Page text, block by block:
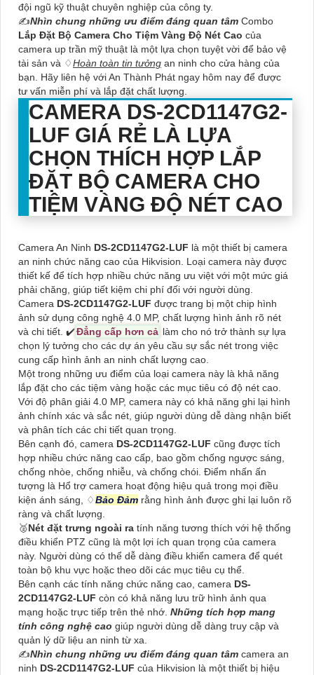
đội ngũ kỹ thuật chuyên nghiệp của công ty.
✍️Nhìn chung những ưu điểm đáng quan tâm Combo
Lắp Đặt Bộ Camera Cho Tiệm Vàng Độ Nét Cao của
camera up trần mỹ thuật là một lựa chọn tuyệt vời để bảo vệ
tài sản và ♢Hoàn toàn tin tưởng an ninh cho cửa hàng của
bạn. Hãy liên hệ với An Thành Phát ngay hôm nay để được
tư vấn miễn phí và lắp đặt chất lượng.
CAMERA DS-2CD1147G2-
LUF GIÁ RẺ LÀ LỰA
CHỌN THÍCH HỢP LẮP
ĐẶT BỘ CAMERA CHO
TIỆM VÀNG ĐỘ NÉT CAO
Camera An Ninh DS-2CD1147G2-LUF là một thiết bị camera
an ninh chức năng cao của Hikvision. Loại camera này được
thiết kế để tích hợp nhiều chức năng ưu việt với một mức giá
phải chăng, giúp tiết kiệm chi phí đối với người dùng.
Camera DS-2CD1147G2-LUF được trang bị một chip hình
ảnh sử dụng công nghệ 4.0 MP, chất lượng hình ảnh rõ nét
và chi tiết. ✔️Đẳng cấp hơn cả làm cho nó trở thành sự lựa
chọn lý tưởng cho các dự án yêu cầu sự sắc nét trong việc
cung cấp hình ảnh an ninh chất lượng cao.
Một trong những ưu điểm của loại camera này là khả năng
lắp đặt cho các tiệm vàng hoặc các mục tiêu có độ nét cao.
Với độ phân giải 4.0 MP, camera này có khả năng ghi lại hình
ảnh chính xác và sắc nét, giúp người dùng dễ dàng nhận biết
và phân tích các chi tiết quan trọng.
Bên cạnh đó, camera DS-2CD1147G2-LUF cũng được tích
hợp nhiều chức năng cao cấp, bao gồm chống ngược sáng,
chống nhòe, chống nhiễu, và chống chói. Điểm nhấn ấn
tượng là Hổ trợ camera hoạt động hiệu quả trong mọi điều
kiện ánh sáng, ♢Bảo Đảm rằng hình ảnh được ghi lại luôn rõ
ràng và chất lượng.
️🥈Nét đặt trưng ngoài ra tính năng tương thích với hệ thống
điều khiển PTZ cũng là một lợi ích quan trọng của camera
này. Người dùng có thể dễ dàng điều khiển camera để quét
toàn bộ khu vực hoặc theo dõi các mục tiêu cụ thể.
Bên cạnh các tính năng chức năng cao, camera DS-
2CD1147G2-LUF còn có khả năng lưu trữ hình ảnh qua
mạng hoặc trực tiếp trên thẻ nhớ. Những tích hợp mang
tính công nghệ cao giúp người dùng dễ dàng truy cập và
quản lý dữ liệu an ninh từ xa.
✍️Nhìn chung những ưu điểm đáng quan tâm camera an
ninh DS-2CD1147G2-LUF của Hikvision là một thiết bị hiệu